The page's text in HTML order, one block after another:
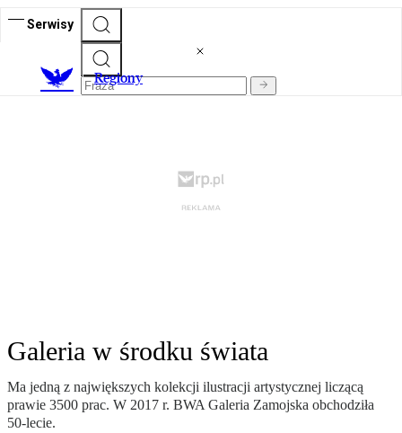
Serwisy
Regiony
Galeria w środku świata
Ma jedną z największych kolekcji ilustracji artystycznej liczącą
prawie 3500 prac. W 2017 r. BWA Galeria Zamojska obchodziła
50-lecie.